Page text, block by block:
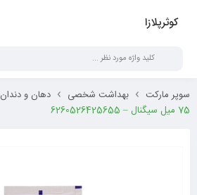
کوثرپلازا
سوپر مارکت بهداشت شخصی دهان و دندان
75 میل سیگنال – 6260526425655